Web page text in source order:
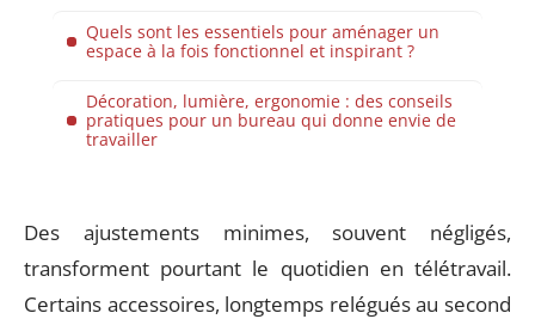
Quels sont les essentiels pour aménager un
espace à la fois fonctionnel et inspirant ?
Décoration, lumière, ergonomie : des conseils
pratiques pour un bureau qui donne envie de
travailler
Des ajustements minimes, souvent négligés,
transforment pourtant le quotidien en télétravail.
Certains accessoires, longtemps relégués au second